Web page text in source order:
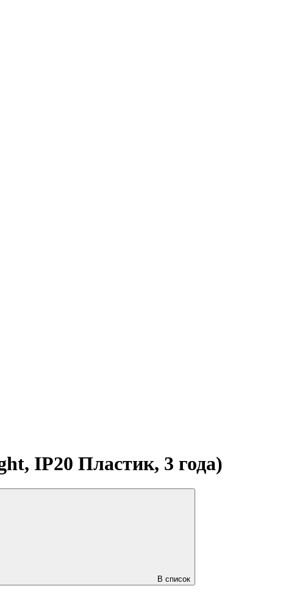
IP20 Пластик, 3 года)
В список